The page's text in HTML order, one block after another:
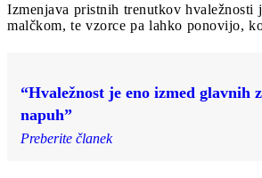
Izmenjava pristnih trenutkov hvaležnosti
malčkom, te vzorce pa lahko ponovijo,
“Hvaležnost je eno izmed glavnih
napuh”
Preberite članek